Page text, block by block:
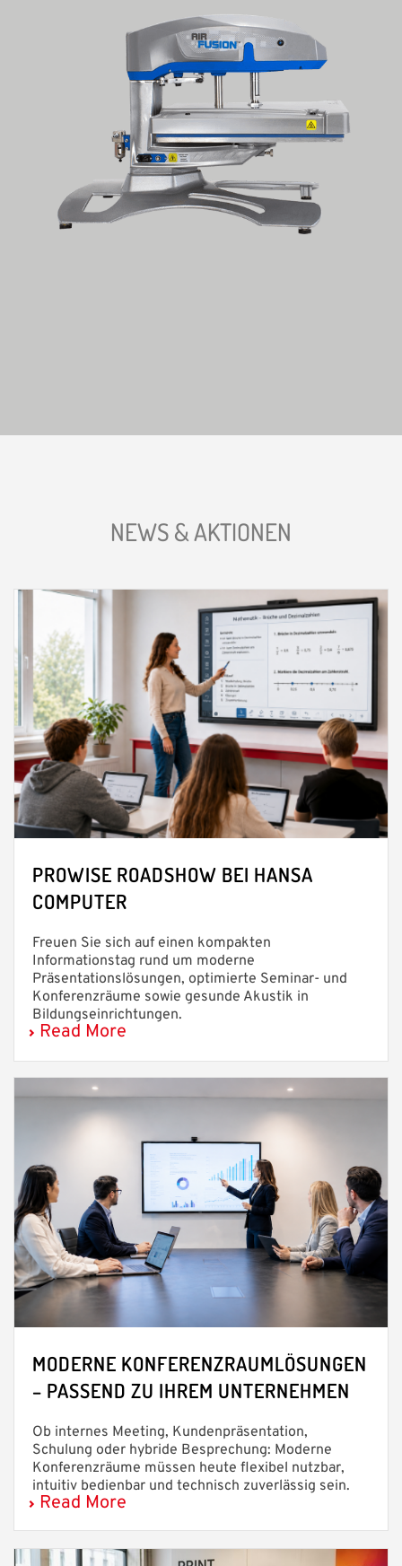
NEWS & AKTIONEN
PROWISE ROADSHOW BEI HANSA
COMPUTER
Freuen Sie sich auf einen kompakten
Informationstag rund um moderne
Präsentationslösungen, optimierte Seminar- und
Konferenzräume sowie gesunde Akustik in
Bildungseinrichtungen.
Read More
MODERNE KONFERENZRAUMLÖSUNGEN
– PASSEND ZU IHREM UNTERNEHMEN
Ob internes Meeting, Kundenpräsentation,
Schulung oder hybride Besprechung: Moderne
Konferenzräume müssen heute flexibel nutzbar,
intuitiv bedienbar und technisch zuverlässig sein.
Read More